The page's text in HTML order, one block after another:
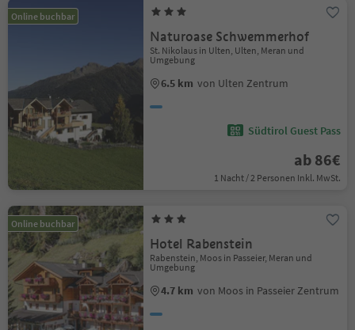
Online buchbar
Naturoase Schwemmerhof
St. Nikolaus in Ulten, Ulten, Meran und
Umgebung
6.5 km von Ulten Zentrum
Südtirol Guest Pass
ab 86€
1 Nacht / 2 Personen Inkl. MwSt.
Online buchbar
Hotel Rabenstein
Rabenstein, Moos in Passeier, Meran und
Umgebung
4.7 km von Moos in Passeier Zentrum